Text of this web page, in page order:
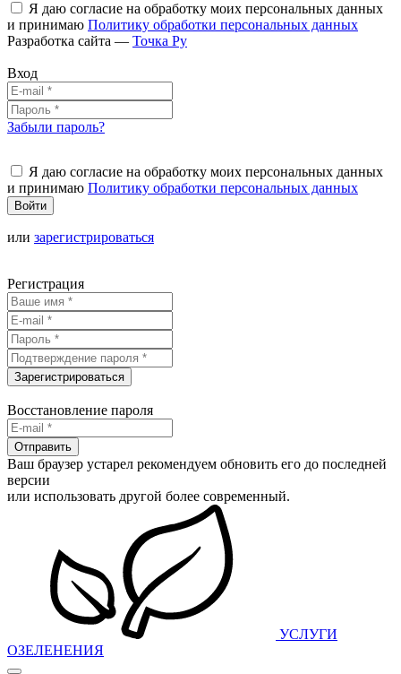
Я даю согласие на обработку моих персональных данных
и принимаю Политику обработки персональных данных
Разработка сайта — Точка Ру
Вход
Забыли пароль?
Я даю согласие на обработку моих персональных данных
и принимаю Политику обработки персональных данных
Войти
или зарегистрироваться
Регистрация
Зарегистрироваться
Восстановление пароля
Отправить
Ваш браузер устарел рекомендуем обновить его до последней
версии
или использовать другой более современный.
УСЛУГИ
ОЗЕЛЕНЕНИЯ